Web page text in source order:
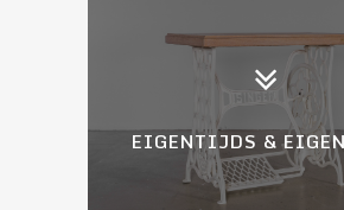
EIGENTIJDS &